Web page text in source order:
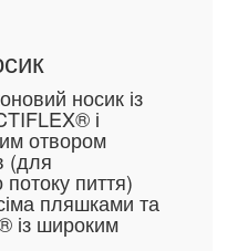
носик із
і
отвором
(для
потоку пиття)
пляшками та
із широким